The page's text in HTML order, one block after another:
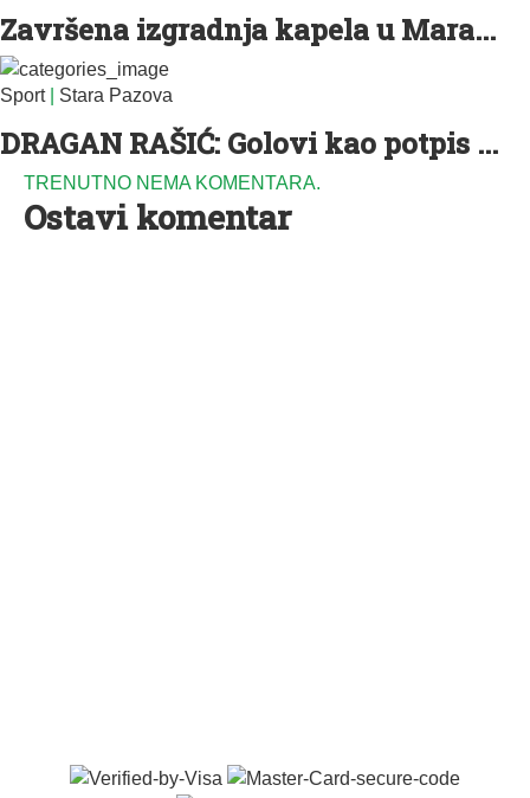
Završena izgradnja kapela u Mara...
Sport| Stara Pazova
DRAGAN RAŠIĆ: Golovi kao potpis ...
TRENUTNO NEMA KOMENTARA.
Ostavi komentar